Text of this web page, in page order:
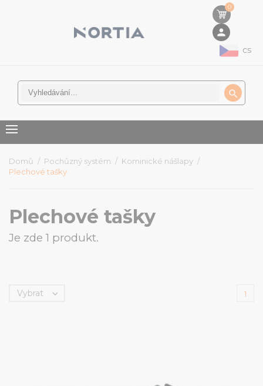
0
person
cs

Domů Pochůzný systém
Kominické nášlapy
Plechové tašky
Plechové tašky
Je zde 1 produkt.
Vybrat  1